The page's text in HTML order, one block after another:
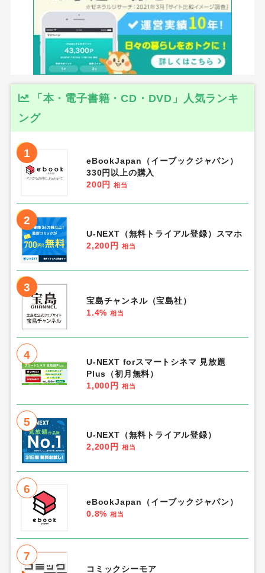
「本・電子書籍・CD・DVD」人気ランキ
ング
1
eBookJapan（イーブックジャパン）
330円以上の購入
200円
相当
2
U-NEXT（無料トライアル登録）スマホ
2,200円
相当
3
宝島チャンネル（宝島社）
1.4% 相当
4
U-NEXT forスマートシネマ 見放題
Plus（初月無料）
1,000円
相当
5
U-NEXT（無料トライアル登録）
2,200円
相当
6
eBookJapan（イーブックジャパン）
0.8% 相当
7
コミックシーモア